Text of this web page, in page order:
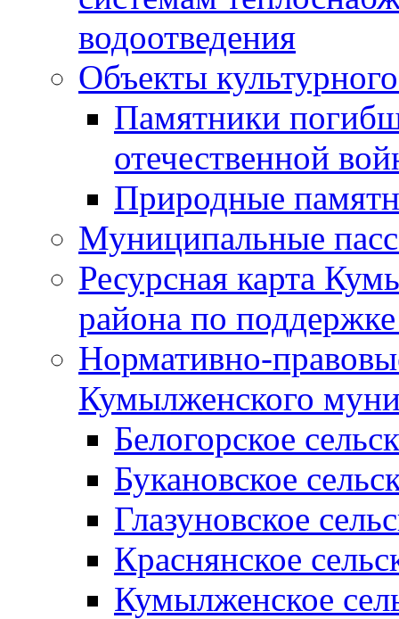
водоотведения
Объекты
Памятники
отечественной
Природные
Муниципальные
Ресурсная карта
района по
Нормативно-
Кумылженского
Белогорское
Букановское
Глазуновское
Краснянское
Кумылженское